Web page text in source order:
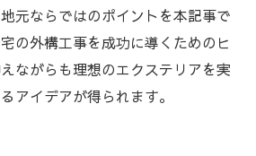
元ならではのポイントを本記事で
の外構工事を成功に導くためのヒ
ながらも理想のエクステリアを実
アイデアが得られます。